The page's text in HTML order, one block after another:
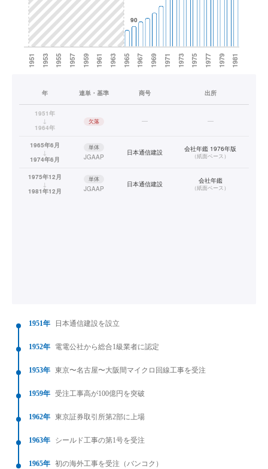
年 連単・基準 商号 出所
1951年
↓
1964年
欠落 — —
1965年6月
↓
1974年6月
単体
JGAAP
日本通信建設 会社年鑑 1976年版
（紙面ベース）
1975年12月
↓
1981年12月
単体
JGAAP
日本通信建設 会社年鑑
（紙面ベース）
1951年 日本通信建設を設立
1952年 電電公社から総合1級業者に認定
1953年 東京〜名古屋〜大阪間マイクロ回線工事を受注
1959年 受注工事高が100億円を突破
1962年 東京証券取引所第2部に上場
1963年 シールド工事の第1号を受注
1965年 初の海外工事を受注（バンコク）